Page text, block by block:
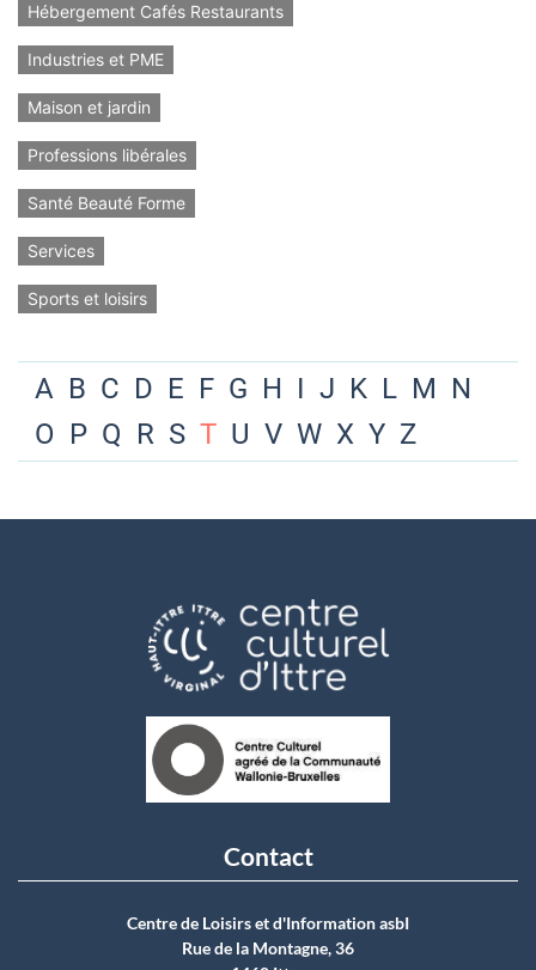
Hébergement Cafés Restaurants
Industries et PME
Maison et jardin
Professions libérales
Santé Beauté Forme
Services
Sports et loisirs
A B C D E F G H I J K L M N
O P Q R S T U V W X Y Z
Contact
Centre de Loisirs et d'Information asbI
Rue de la Montagne, 36